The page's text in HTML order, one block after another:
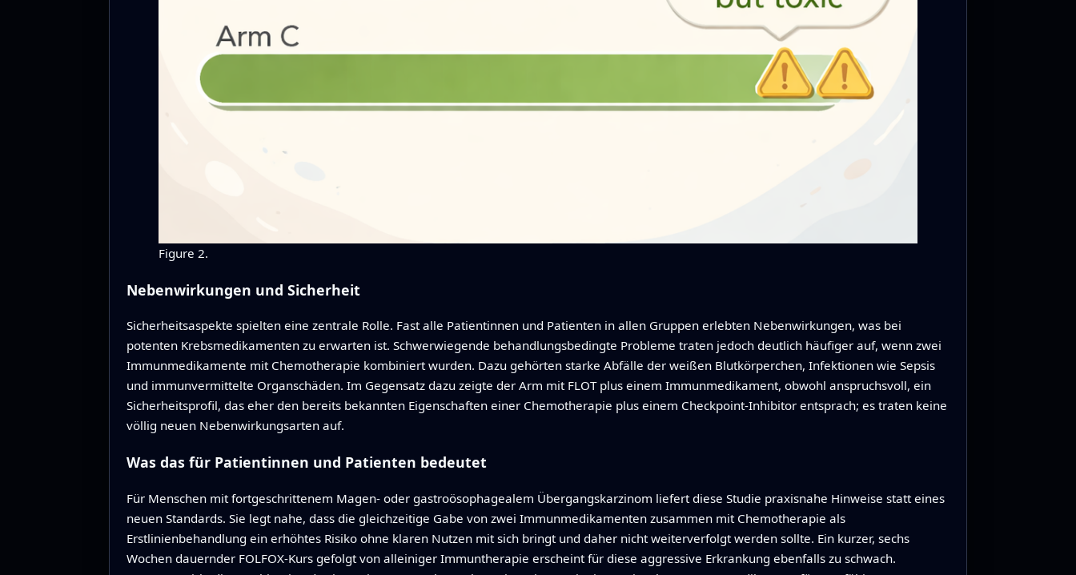
Figure 2.
Nebenwirkungen und Sicherheit
Sicherheitsaspekte spielten eine zentrale Rolle. Fast alle Patientinnen und Patienten in allen Gruppen erlebten Nebenwirkungen, was bei
potenten Krebsmedikamenten zu erwarten ist. Schwerwiegende behandlungsbedingte Probleme traten jedoch deutlich häufiger auf, wenn zwei
Immunmedikamente mit Chemotherapie kombiniert wurden. Dazu gehörten starke Abfälle der weißen Blutkörperchen, Infektionen wie Sepsis
und immunvermittelte Organschäden. Im Gegensatz dazu zeigte der Arm mit FLOT plus einem Immunmedikament, obwohl anspruchsvoll, ein
Sicherheitsprofil, das eher den bereits bekannten Eigenschaften einer Chemotherapie plus einem Checkpoint-Inhibitor entsprach; es traten keine
völlig neuen Nebenwirkungsarten auf.
Was das für Patientinnen und Patienten bedeutet
Für Menschen mit fortgeschrittenem Magen- oder gastroösophagealem Übergangskarzinom liefert diese Studie praxisnahe Hinweise statt eines
neuen Standards. Sie legt nahe, dass die gleichzeitige Gabe von zwei Immunmedikamenten zusammen mit Chemotherapie als
Erstlinienbehandlung ein erhöhtes Risiko ohne klaren Nutzen mit sich bringt und daher nicht weiterverfolgt werden sollte. Ein kurzer, sechs
Wochen dauernder FOLFOX-Kurs gefolgt von alleiniger Immuntherapie erscheint für diese aggressive Erkrankung ebenfalls zu schwach.